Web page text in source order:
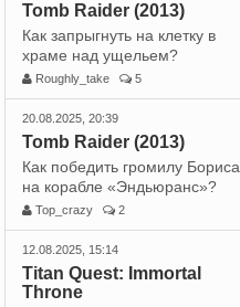
Tomb Raider (2013)
Как запрыгнуть на клетку в
храме над ущельем?
Roughly_take 5
20.08.2025, 20:39
Tomb Raider (2013)
Как победить громилу Бориса
на корабле «Эндьюранс»?
Top_crazy 2
12.08.2025, 15:14
Titan Quest: Immortal
Throne